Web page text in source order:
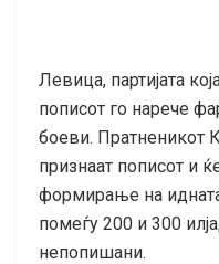
Левица, партијата
пописот го нарече
боеви. Пратненикот
признаат пописот и
формирање на
помеѓу 200 и 300
непопишани.